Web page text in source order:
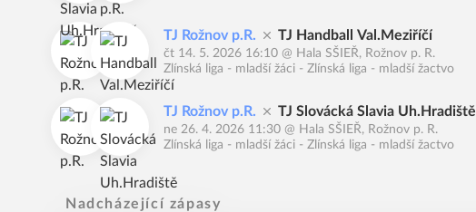
TJ Rožnov p.R. TJ Handball Val.Meziříčí
čt 14. 5. 2026 16:10 @ Hala SŠIEŘ, Rožnov p. R.
Zlínská liga - mladší žáci - Zlínská liga - mladší žactvo
TJ Rožnov p.R. TJ Slovácká Slavia Uh.Hradiště
ne 26. 4. 2026 11:30 @ Hala SŠIEŘ, Rožnov p. R.
Zlínská liga - mladší žáci - Zlínská liga - mladší žactvo
Nadcházející zápasy